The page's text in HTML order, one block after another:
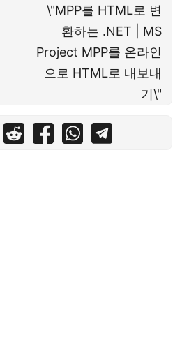
\"MPP를 HTML로 변
환하는 .NET | MS
Project MPP를 온라인
으로 HTML로 내보내
기\"